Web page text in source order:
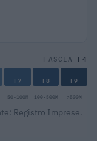
FASCIA F4
F7 F8 F9
50-100M 100-500M >500M
Registro Imprese.